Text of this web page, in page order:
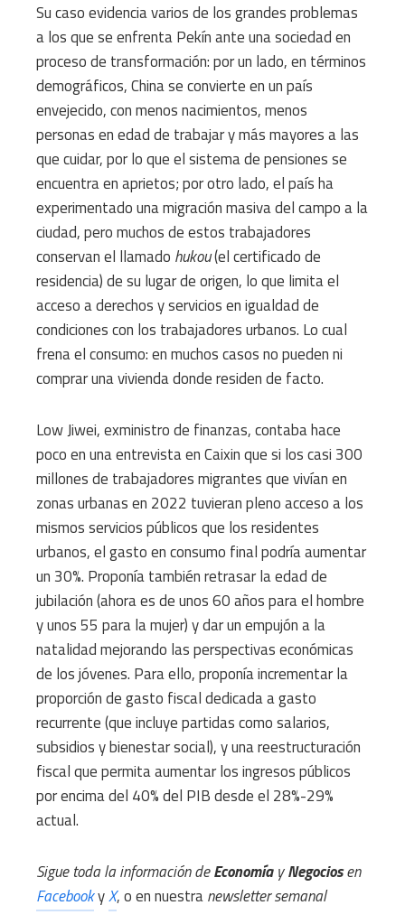
Su caso evidencia varios de los grandes problemas
a los que se enfrenta Pekín ante una sociedad en
proceso de transformación: por un lado, en términos
demográficos, China se convierte en un país
envejecido, con menos nacimientos, menos
personas en edad de trabajar y más mayores a las
que cuidar, por lo que el sistema de pensiones se
encuentra en aprietos; por otro lado, el país ha
experimentado una migración masiva del campo a la
ciudad, pero muchos de estos trabajadores
conservan el llamado hukou(el certificado de
residencia) de su lugar de origen, lo que limita el
acceso a derechos y servicios en igualdad de
condiciones con los trabajadores urbanos. Lo cual
frena el consumo: en muchos casos no pueden ni
comprar una vivienda donde residen de facto.
Low Jiwei, exministro de finanzas, contaba hace
poco en una entrevista en Caixin que si los casi 300
millones de trabajadores migrantes que vivían en
zonas urbanas en 2022 tuvieran pleno acceso a los
mismos servicios públicos que los residentes
urbanos, el gasto en consumo final podría aumentar
un 30%. Proponía también retrasar la edad de
jubilación (ahora es de unos 60 años para el hombre
y unos 55 para la mujer) y dar un empujón a la
natalidad mejorando las perspectivas económicas
de los jóvenes. Para ello, proponía incrementar la
proporción de gasto fiscal dedicada a gasto
recurrente (que incluye partidas como salarios,
subsidios y bienestar social), y una reestructuración
fiscal que permita aumentar los ingresos públicos
por encima del 40% del PIB desde el 28%-29%
actual.
Sigue toda la información deEconomíayNegociosen
FacebookyX, o en nuestranewsletter semanal